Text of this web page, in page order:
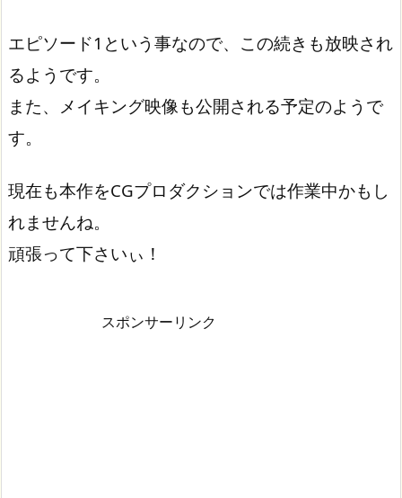
エピソード1という事なので、この続きも放映され
るようです。
また、メイキング映像も公開される予定のようで
す。
現在も本作をCGプロダクションでは作業中かもし
れませんね。
頑張って下さいぃ！
スポンサーリンク